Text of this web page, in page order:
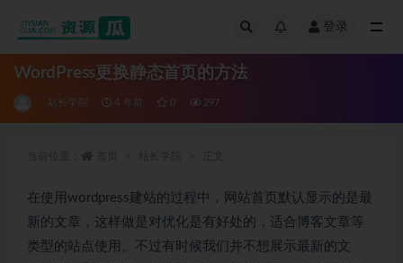
登录
WordPress更换静态首页的方法
站长学院 4 年前 0 297
在使用wordpress建站的过程中，网站首页默认显示的是最
新的文章，这样做是对优化是有好处的，适合博客文章等
类型的站点使用。不过有时候我们并不想展示最新的文